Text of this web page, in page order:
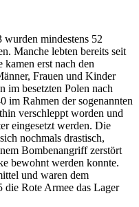
mindestens 52
Manche lebten bereits seit
erst nach den
Frauen und Kinder
im besetzten Polen nach
im Rahmen der sogenannten
verschleppt worden und
eingesetzt werden. Die
nochmals drastisch,
Bombenangriff zerstört
bewohnt werden konnte.
und waren dem
die Rote Armee das Lager